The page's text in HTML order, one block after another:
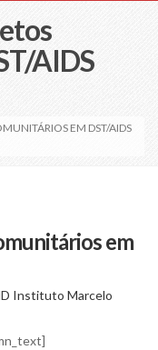
AIDS
EM DST/AIDS
em
Instituto Marcelo